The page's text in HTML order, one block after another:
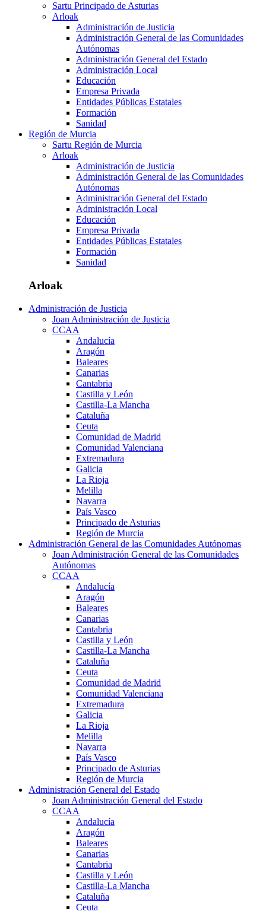
Sartu Principado de Asturias
Arloak
Administración de Justicia
Administración General de las Comunidades
Autónomas
Administración General del Estado
Administración Local
Educación
Empresa Privada
Entidades Públicas Estatales
Formación
Sanidad
Región de Murcia
Sartu Región de Murcia
Arloak
Administración de Justicia
Administración General de las Comunidades
Autónomas
Administración General del Estado
Administración Local
Educación
Empresa Privada
Entidades Públicas Estatales
Formación
Sanidad
Arloak
Administración de Justicia
Joan Administración de Justicia
CCAA
Andalucía
Aragón
Baleares
Canarias
Cantabria
Castilla y León
Castilla-La Mancha
Cataluña
Ceuta
Comunidad de Madrid
Comunidad Valenciana
Extremadura
Galicia
La Rioja
Melilla
Navarra
País Vasco
Principado de Asturias
Región de Murcia
Administración General de las Comunidades Autónomas
Joan Administración General de las Comunidades
Autónomas
CCAA
Andalucía
Aragón
Baleares
Canarias
Cantabria
Castilla y León
Castilla-La Mancha
Cataluña
Ceuta
Comunidad de Madrid
Comunidad Valenciana
Extremadura
Galicia
La Rioja
Melilla
Navarra
País Vasco
Principado de Asturias
Región de Murcia
Administración General del Estado
Joan Administración General del Estado
CCAA
Andalucía
Aragón
Baleares
Canarias
Cantabria
Castilla y León
Castilla-La Mancha
Cataluña
Ceuta